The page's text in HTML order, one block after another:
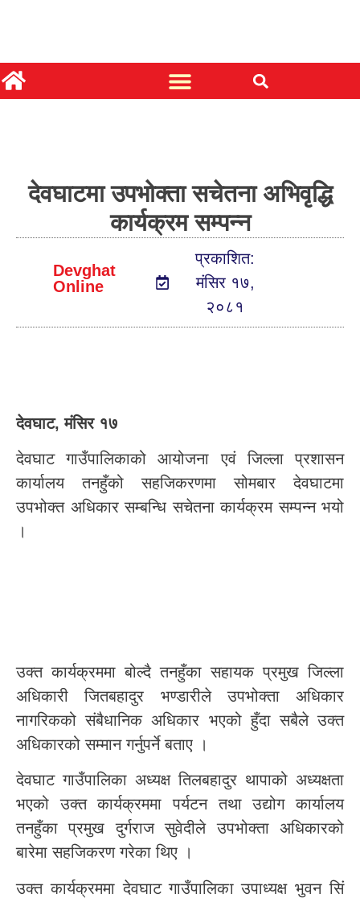
देवघाटमा उपभोक्ता सचेतना अभिवृद्धि
कार्यक्रम सम्पन्न
Devghat
Online
प्रकाशित:
मंसिर १७,
२०८१
देवघाट, मंसिर १७
देवघाट गाउँपालिकाको आयोजना एवं जिल्ला प्रशासन
कार्यालय तनहुँको सहजिकरणमा सोमबार देवघाटमा
उपभोक्त अधिकार सम्बन्धि सचेतना कार्यक्रम सम्पन्न भयो
।
उक्त कार्यक्रममा बोल्दै तनहुँका सहायक प्रमुख जिल्ला
अधिकारी जितबहादुर भण्डारीले उपभोक्ता अधिकार
नागरिकको संबैधानिक अधिकार भएको हुँदा सबैले उक्त
अधिकारको सम्मान गर्नुपर्ने बताए ।
देवघाट गाउँपालिका अध्यक्ष तिलबहादुर थापाको अध्यक्षता
भएको उक्त कार्यक्रममा पर्यटन तथा उद्योग कार्यालय
तनहुँका प्रमुख दुर्गराज सुवेदीले उपभोक्ता अधिकारको
बारेमा सहजिकरण गरेका थिए ।
उक्त कार्यक्रममा देवघाट गाउँपालिका उपाध्यक्ष भुवन सिं